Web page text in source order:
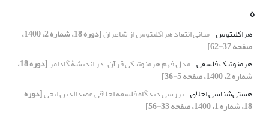
ه
هراکلیتوس مبانی انتقاد هراکلیتوس از شاعران [دوره 18، شماره 2، 1400،
صفحه 37-62]
هرمنوتیک فلسفی مدل فهم هرمنوتیکی قرآن، در اندیشۀ گادامر [دوره 18،
شماره 2، 1400، صفحه 5-36]
هستی‌شناسی اخلاق بررسی دیدگاه فلسفه اخلاقی عضدالدین ایجی[دوره
18، شماره 1، 1400، صفحه 33-56]